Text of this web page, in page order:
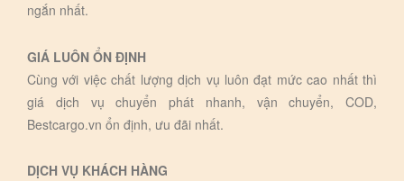
ngắn nhất.
GIÁ LUÔN ỔN ĐỊNH
Cùng với việc chất lượng dịch vụ luôn đạt mức cao nhất thì
giá dịch vụ chuyển phát nhanh, vận chuyển, COD,
Bestcargo.vn ổn định, ưu đãi nhất.
DỊCH VỤ KHÁCH HÀNG